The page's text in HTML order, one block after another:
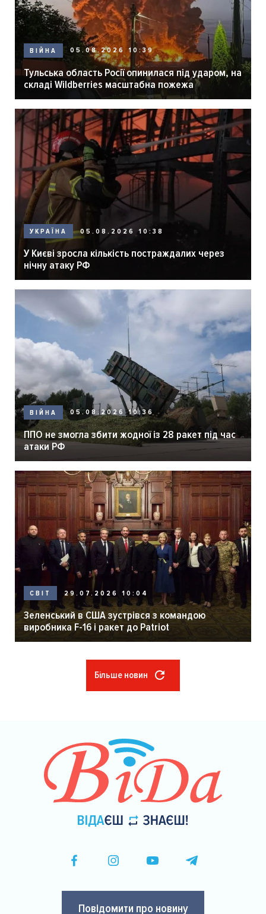
ВІЙНА 05.08.2026 10:39
Тульська область Росії опинилася під ударом, на
складі Wildberries масштабна пожежа
УКРАЇНА 05.08.2026 10:38
У Києві зросла кількість постраждалих через
нічну атаку РФ
ВІЙНА 05.08.2026 10:36
ППО не змогла збити жодної із 28 ракет під час
атаки РФ
СВІТ 29.07.2026 10:04
Зеленський в США зустрівся з командою
виробника F-16 і ракет до Patriot
Більше новин
Повідомити про новину